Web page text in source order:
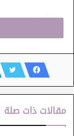
كما أكّدت السيدة
لهذه المراكز
والإنتاج .
المسرح الوطني
مقالات ذات صلة